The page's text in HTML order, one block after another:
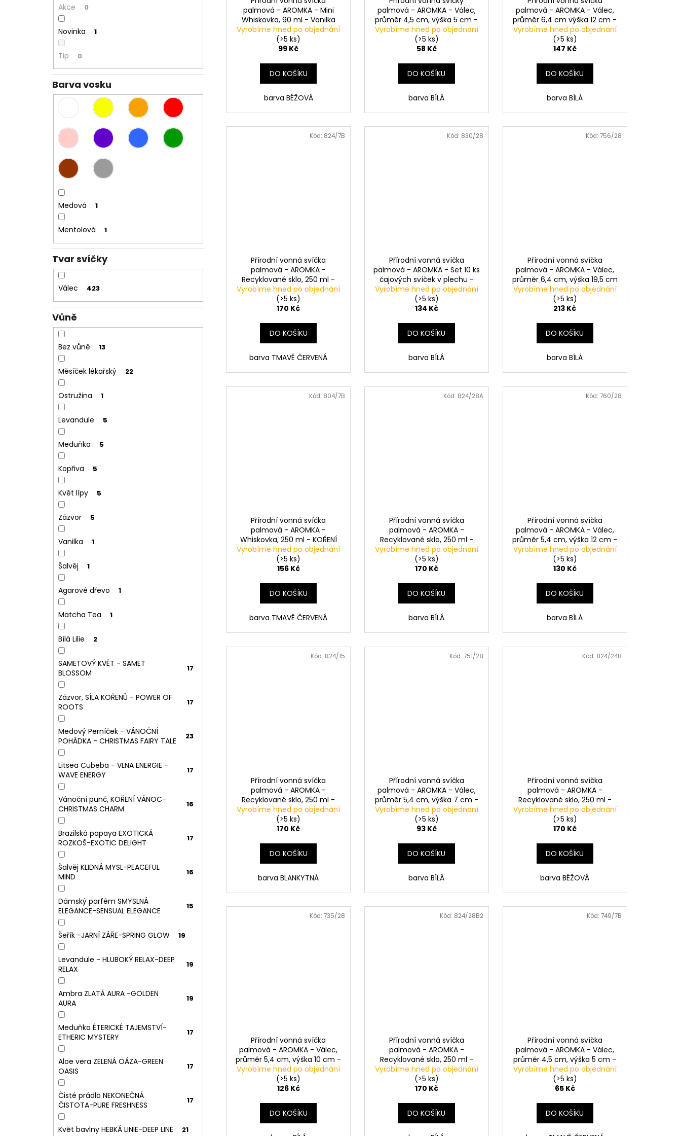
Akce 0
Novinka 1
Tip 0
Barva vosku
Medová 1
Mentolová 1
Tvar svíčky
Válec 423
Vůně
Bez vůně 13
Měsíček lékařský 22
Ostružina 1
Levandule 5
Meduňka 5
Kopřiva 5
Květ lípy 5
Zázvor 5
Vanilka 1
Šalvěj 1
Agarové dřevo 1
Matcha Tea 1
Bílá Lilie 2
SAMETOVÝ KVĚT - SAMET
BLOSSOM
17
Zázvor, SÍLA KOŘENŮ - POWER OF
ROOTS
17
Medový Perníček - VÁNOČNÍ
POHÁDKA - CHRISTMAS FAIRY TALE
23
Litsea Cubeba - VLNA ENERGIE -
WAVE ENERGY
17
Vánoční punč, KOŘENÍ VÁNOC-
CHRISTMAS CHARM
16
Brazilská papaya EXOTICKÁ
ROZKOŠ-EXOTIC DELIGHT
17
Šalvěj KLIDNÁ MYSL-PEACEFUL
MIND
16
Dámský parfém SMYSLNÁ
ELEGANCE-SENSUAL ELEGANCE
15
Šeřík -JARNÍ ZÁŘE-SPRING GLOW 19
Levandule - HLUBOKÝ RELAX-DEEP
RELAX
19
Ambra ZLATÁ AURA -GOLDEN
AURA
19
Meduňka ÉTERICKÉ TAJEMSTVÍ-
ETHERIC MYSTERY
17
Aloe vera ZELENÁ OÁZA-GREEN
OASIS
17
Čisté prádlo NEKONEČNÁ
ČISTOTA-PURE FRESHNESS
17
Květ bavlny HEBKÁ LINIE-DEEP LINE 21
palmová - AROMKA - Mini
Whiskovka, 90 ml - Vanilka
Vyrobíme hned po objednání
(>5 ks)
99 Kč
DO KOŠÍKU
barva BÉŽOVÁ
palmová - AROMKA - Válec,
průměr 4,5 cm, výška 5 cm -
BEZ VŮNĚ
Vyrobíme hned po objednání
(>5 ks)
58 Kč
DO KOŠÍKU
barva BÍLÁ
palmová - AROMKA - Válec,
průměr 6,4 cm výška 12 cm -
BEZ VŮNĚ
Vyrobíme hned po objednání
(>5 ks)
147 Kč
DO KOŠÍKU
barva BÍLÁ
Přírodní vonná svíčka
palmová - AROMKA -
Recyklované sklo, 250 ml -
KOŘENÍ VÁNOC-CHRISTMAS
CHARM
Vyrobíme hned po objednání
(>5 ks)
170 Kč
DO KOŠÍKU
barva TMAVĚ ČERVENÁ
Kód: 824/7B
Přírodní vonná svíčka
palmová - AROMKA - Set 10 ks
čajových svíček v plechu -
Bez vůně
Vyrobíme hned po objednání
(>5 ks)
134 Kč
DO KOŠÍKU
barva BÍLÁ
Kód: 830/28
Přírodní vonná svíčka
palmová - AROMKA - Válec,
průměr 6,4 cm, výška 19,5 cm
- BEZ VŮNĚ
Vyrobíme hned po objednání
(>5 ks)
213 Kč
DO KOŠÍKU
barva BÍLÁ
Kód: 756/28
Přírodní vonná svíčka
palmová - AROMKA -
Whiskovka, 250 ml - KOŘENÍ
VÁNOC-CHRISTMAS CHARM
Vyrobíme hned po objednání
(>5 ks)
156 Kč
DO KOŠÍKU
barva TMAVĚ ČERVENÁ
Kód: 804/7B
Přírodní vonná svíčka
palmová - AROMKA -
Recyklované sklo, 250 ml -
HEBKÁ LINIE-DEEP LINE
Vyrobíme hned po objednání
(>5 ks)
170 Kč
DO KOŠÍKU
barva BÍLÁ
Kód: 824/28A
Přírodní vonná svíčka
palmová - AROMKA - Válec,
průměr 5,4 cm, výška 12 cm -
BEZ VŮNĚ
Vyrobíme hned po objednání
(>5 ks)
130 Kč
DO KOŠÍKU
barva BÍLÁ
Kód: 760/28
Přírodní vonná svíčka
palmová - AROMKA -
Recyklované sklo, 250 ml -
EUFORIE KVĚTŮ-EUPHORIA OF
BLOOMS
Vyrobíme hned po objednání
(>5 ks)
170 Kč
DO KOŠÍKU
barva BLANKYTNÁ
Kód: 824/15
Přírodní vonná svíčka
palmová - AROMKA - Válec,
průměr 5,4 cm, výška 7 cm -
BEZ VŮNĚ
Vyrobíme hned po objednání
(>5 ks)
93 Kč
DO KOŠÍKU
barva BÍLÁ
Kód: 751/28
Přírodní vonná svíčka
palmová - AROMKA -
Recyklované sklo, 250 ml -
SLADKÁ KLASIKA-SWEET
CLASSIC
Vyrobíme hned po objednání
(>5 ks)
170 Kč
DO KOŠÍKU
barva BÉŽOVÁ
Kód: 824/24B
Přírodní vonná svíčka
palmová - AROMKA - Válec,
průměr 5,4 cm, výška 10 cm -
BEZ VŮNĚ
Vyrobíme hned po objednání
(>5 ks)
126 Kč
DO KOŠÍKU
Kód:735/28
Přírodní vonná svíčka
palmová - AROMKA -
Recyklované sklo, 250 ml -
NEKONEČNÁ ČISTOTA-PURE
FRESHNESS
Vyrobíme hned po objednání
(>5 ks)
170 Kč
DO KOŠÍKU
Kód: 824/28B2
Přírodní vonná svíčka
palmová - AROMKA - Válec,
průměr 4,5 cm, výška 5 cm -
KOŘENÍ VÁNOC-CHRISTMAS
CHARM
Vyrobíme hned po objednání
(>5 ks)
65 Kč
DO KOŠÍKU
Kód: 749/7B